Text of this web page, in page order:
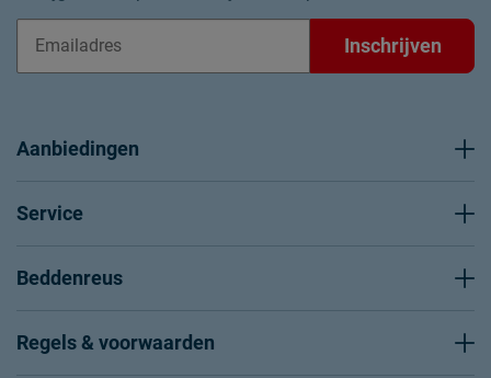
Inschrijven
Aanbiedingen
Service
Beddenreus
Regels & voorwaarden